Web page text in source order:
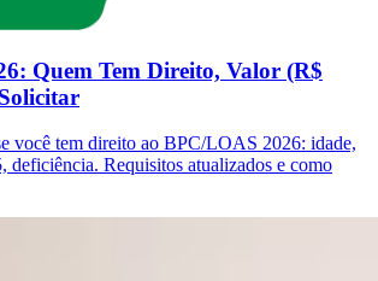
Quem Tem Direito, Valor (R$
você tem direito ao BPC/LOAS 2026: idade,
deficiência. Requisitos atualizados e como